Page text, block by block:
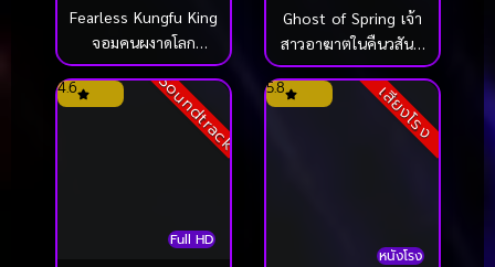
Fearless Kungfu King
จอมคนผงาดโลก
(2020)
Ghost of Spring เจ้า
สาวอาฆาตในคืนวสันต์
(2024)
Soundtrack
Full HD
4.6 เสียงโรง
หนังโรง
5.8